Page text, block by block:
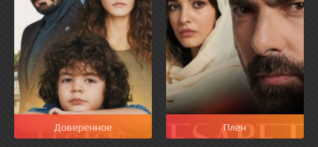
Доверенное Плен